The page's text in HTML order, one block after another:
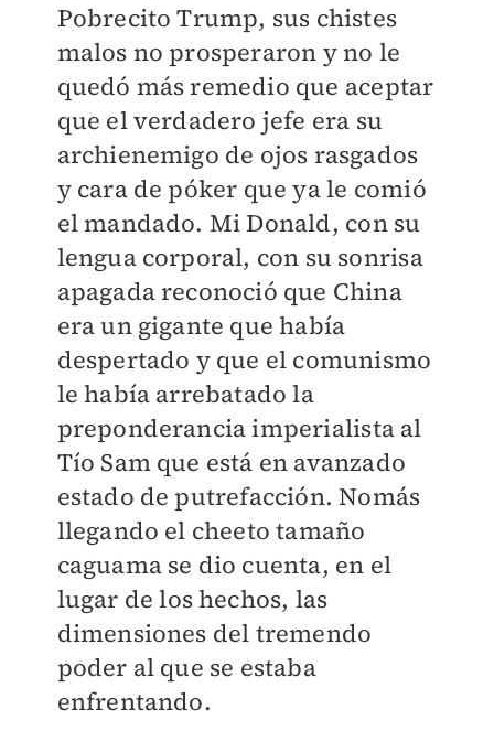
Pobrecito Trump, sus chistes
malos no prosperaron y no le
quedó más remedio que aceptar
que el verdadero jefe era su
archienemigo de ojos rasgados
y cara de póker que ya le comió
el mandado. Mi Donald, con su
lengua corporal, con su sonrisa
apagada reconoció que China
era un gigante que había
despertado y que el comunismo
le había arrebatado la
preponderancia imperialista al
Tío Sam que está en avanzado
estado de putrefacción. Nomás
llegando el cheeto tamaño
caguama se dio cuenta, en el
lugar de los hechos, las
dimensiones del tremendo
poder al que se estaba
enfrentando.